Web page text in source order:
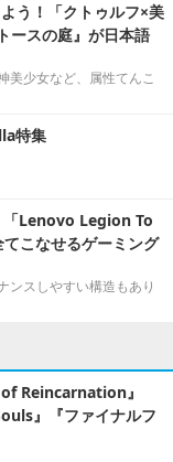
う！「クトゥルフ×美
ースの庭』が日本語
美少女など、属性てんこ
特集
「Lenovo Legion To
こなせるゲーミング
ンスしやすい構造もあり
Reincarnation』
』『ファイナルフ